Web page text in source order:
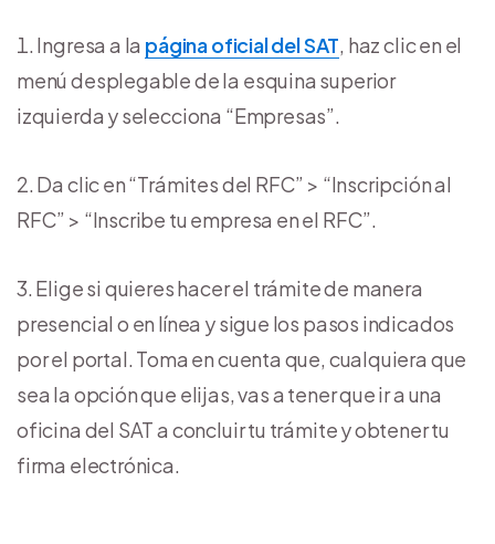
Ingresa a la página oficial del SAT, haz clic en el
menú desplegable de la esquina superior
izquierda y selecciona “Empresas”.
Da clic en “Trámites del RFC” > “Inscripción al
RFC” > “Inscribe tu empresa en el RFC”.
Elige si quieres hacer el trámite de manera
presencial o en línea y sigue los pasos indicados
por el portal. Toma en cuenta que, cualquiera que
sea la opción que elijas, vas a tener que ir a una
oficina del SAT a concluir tu trámite y obtener tu
firma electrónica.